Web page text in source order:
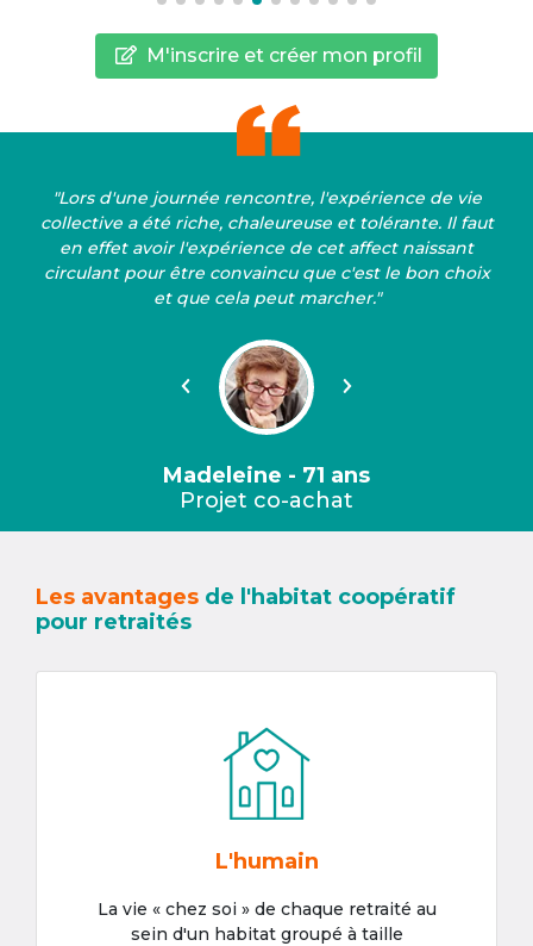
M'inscrire et créer mon profil
"Lors d'une journée rencontre, l'expérience de vie
collective a été riche, chaleureuse et tolérante. Il faut
en effet avoir l'expérience de cet affect naissant
circulant pour être convaincu que c'est le bon choix
et que cela peut marcher."
Précédent Suivant
Madeleine - 71 ans
Projet co-achat
Les avantages de l'habitat coopératif
pour retraités
L'humain
La vie « chez soi » de chaque retraité au
sein d'un habitat groupé à taille